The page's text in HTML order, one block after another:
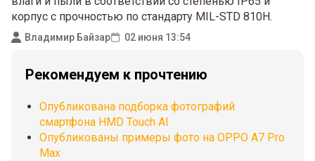
корпус с прочностью по стандарту MIL-STD 810H.
Владимир Байзар 02 июня 13:54
Рекомендуем к прочтению
Опубликована подборка фотографий
смартфона HMD Touch AI
Опубликованы примеры фото на OPPO A7 Pro
Max